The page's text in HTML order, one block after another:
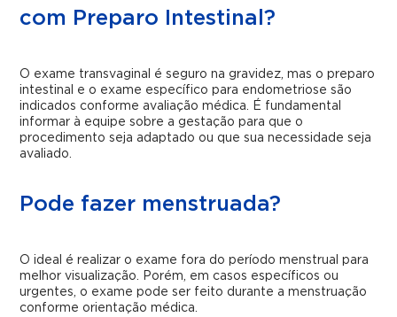
com Preparo Intestinal?
O exame transvaginal é seguro na gravidez, mas o preparo
intestinal e o exame específico para endometriose são
indicados conforme avaliação médica. É fundamental
informar à equipe sobre a gestação para que o
procedimento seja adaptado ou que sua necessidade seja
avaliado.
Pode fazer menstruada?
O ideal é realizar o exame fora do período menstrual para
melhor visualização. Porém, em casos específicos ou
urgentes, o exame pode ser feito durante a menstruação
conforme orientação médica.